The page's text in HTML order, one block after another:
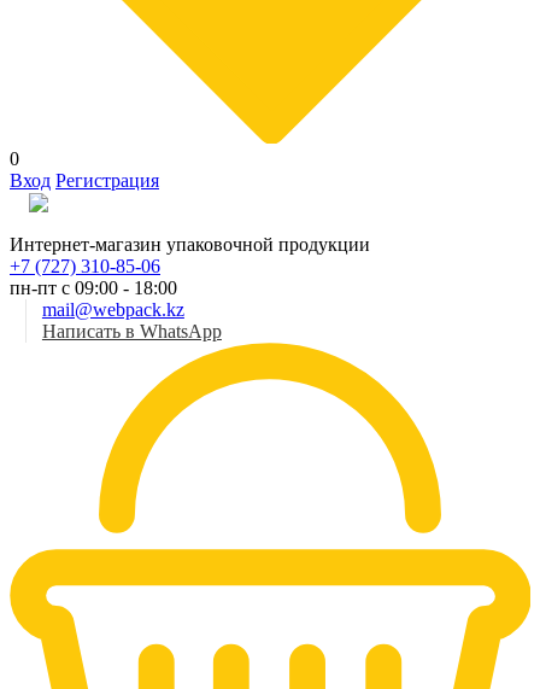
0
Вход Регистрация
Интернет-магазин упаковочной продукции
+7 (727) 310-85-06
пн-пт с 09:00 - 18:00
mail@webpack.kz
Написать в WhatsApp